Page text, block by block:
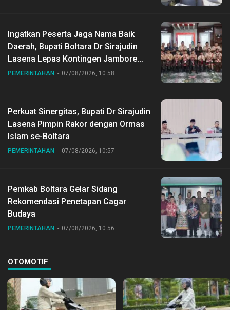
Ingatkan Peserta Jaga Nama Baik
Daerah, Bupati Boltara Dr Sirajudin
Lasena Lepas Kontingen Jambore
Nasional ke XII di Buperta Cibubur
PEMERINTAHAN 07/08/2026, 10:58
Perkuat Sinergitas, Bupati Dr Sirajudin
Lasena Pimpin Rakor dengan Ormas
Islam se-Boltara
PEMERINTAHAN 07/08/2026, 10:57
Pemkab Boltara Gelar Sidang
Rekomendasi Penetapan Cagar
Budaya
PEMERINTAHAN 07/08/2026, 10:56
OTOMOTIF